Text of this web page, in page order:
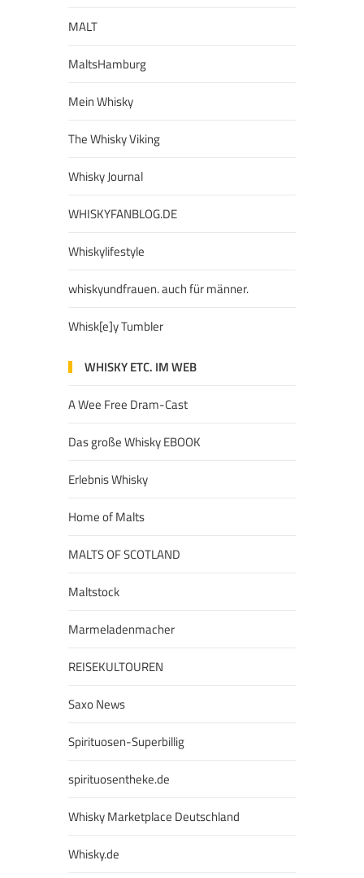
MALT
MaltsHamburg
Mein Whisky
The Whisky Viking
Whisky Journal
WHISKYFANBLOG.DE
Whiskylifestyle
whiskyundfrauen. auch für männer.
Whisk[e]y Tumbler
WHISKY ETC. IM WEB
A Wee Free Dram-Cast
Das große Whisky EBOOK
Erlebnis Whisky
Home of Malts
MALTS OF SCOTLAND
Maltstock
Marmeladenmacher
REISEKULTOUREN
Saxo News
Spirituosen-Superbillig
spirituosentheke.de
Whisky Marketplace Deutschland
Whisky.de